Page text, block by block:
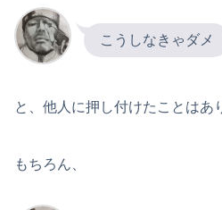
こうしなきゃダメ
と、他人に押し付けたことはあ
もちろん、